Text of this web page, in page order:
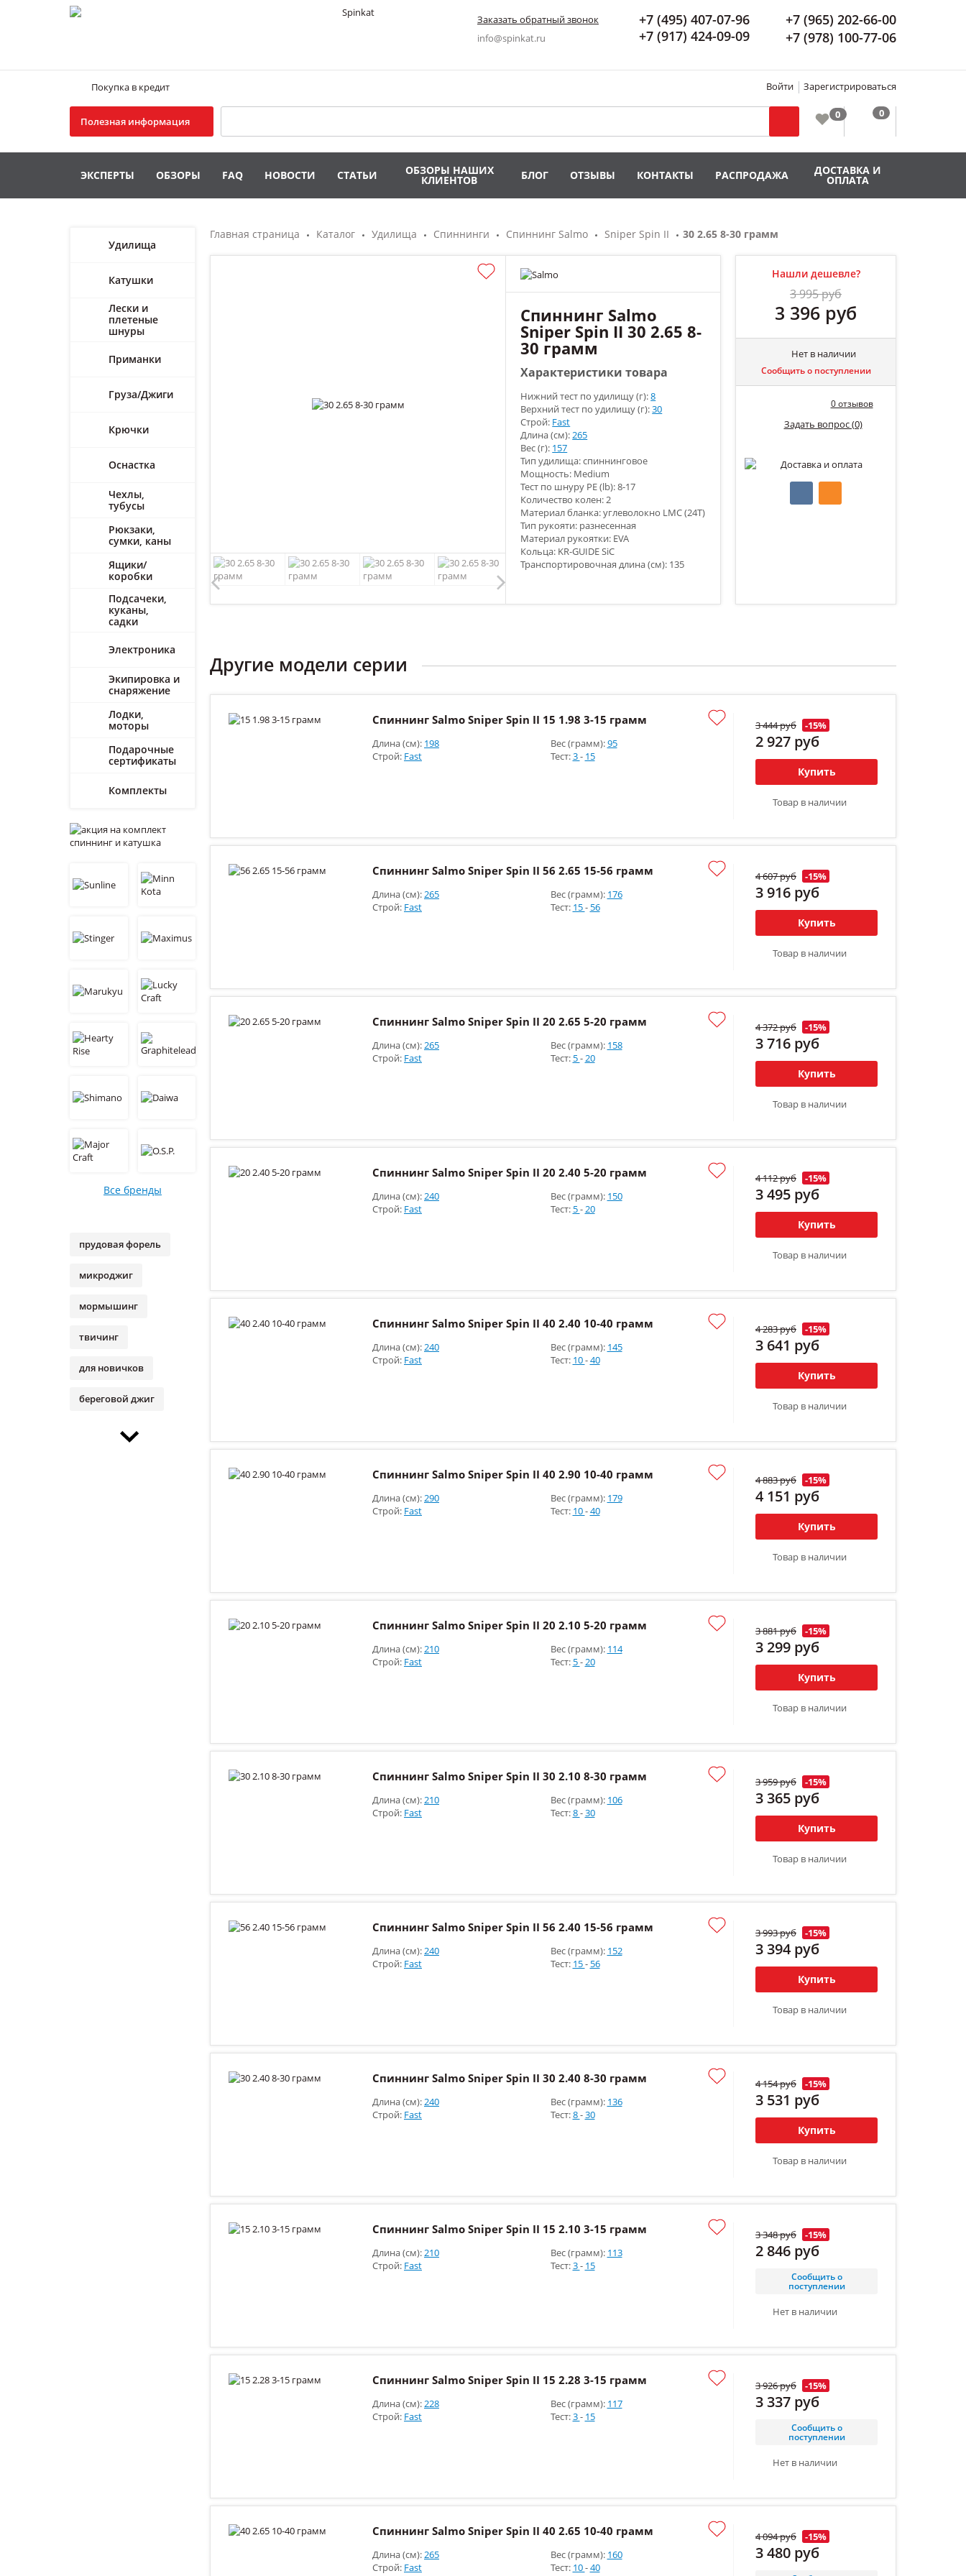
+7 (495) 407-07-96
+7 (917) 424-09-09
+7 (965) 202-66-00
+7 (978) 100-77-06
Заказать обратный звонок
info@spinkat.ru
Покупка в кредит Войти Зарегистрироваться
Полезная информация
ЭКСПЕРТЫ ОБЗОРЫ FAQ НОВОСТИ СТАТЬИ ОБЗОРЫ НАШИХ
КЛИЕНТОВ БЛОГ ОТЗЫВЫ КОНТАКТЫ РАСПРОДАЖА ДОСТАВКА И
ОПЛАТА
Главная страница Каталог Удилища Спиннинги Спиннинг Salmo Sniper Spin II 30 2.65 8-30 грамм
Спиннинг Salmo
Sniper Spin II 30 2.65 8-
30 грамм
Характеристики товара
Нижний тест по удилищу (г):8
Верхний тест по удилищу (г):30
Строй: Fast
Длина (см):265
Вес (г): 157
Тип удилища: спиннинговое
Мощность: Medium
Тест по шнуру PE (lb): 8-17
Количество колен: 2
Материал бланка: углеволокно LMC (24T)
Тип рукояти: разнесенная
Материал рукоятки: EVA
Кольца: KR-GUIDE SiC
Транспортировочная длина (см): 135
Нашли дешевле?
3 995 руб
3 396 руб
Нет в наличии
Сообщить о поступлении
0 отзывов
Задать вопрос (0)
Другие модели серии
Спиннинг Salmo Sniper Spin II 15 1.98 3-15 грамм
Длина (см): 198
Строй: Fast
Вес (грамм):95
Тест:3- 15
3 444 руб -15%
2 927 руб
Купить
Товар в наличии
Спиннинг Salmo Sniper Spin II 56 2.65 15-56 грамм
Длина (см):265
Строй: Fast
Вес (грамм): 176
Тест: 15- 56
4 607 руб -15%
3 916 руб
Купить
Товар в наличии
Спиннинг Salmo Sniper Spin II 20 2.65 5-20 грамм
Длина (см):265
Строй: Fast
Вес (грамм): 158
Тест: 5-20
4 372 руб -15%
3 716 руб
Купить
Товар в наличии
Спиннинг Salmo Sniper Spin II 20 2.40 5-20 грамм
Длина (см):240
Строй: Fast
Вес (грамм): 150
Тест: 5-20
4 112 руб -15%
3 495 руб
Купить
Товар в наличии
Спиннинг Salmo Sniper Spin II 40 2.40 10-40 грамм
Длина (см):240
Строй: Fast
Вес (грамм): 145
Тест: 10-40
4 283 руб -15%
3 641 руб
Купить
Товар в наличии
Спиннинг Salmo Sniper Spin II 40 2.90 10-40 грамм
Длина (см):290
Строй: Fast
Вес (грамм): 179
Тест: 10-40
4 883 руб -15%
4 151 руб
Купить
Товар в наличии
Спиннинг Salmo Sniper Spin II 20 2.10 5-20 грамм
Длина (см):210
Строй: Fast
Вес (грамм): 114
Тест: 5-20
3 881 руб -15%
3 299 руб
Купить
Товар в наличии
Спиннинг Salmo Sniper Spin II 30 2.10 8-30 грамм
Длина (см):210
Строй: Fast
Вес (грамм): 106
Тест:8-30
3 959 руб -15%
3 365 руб
Купить
Товар в наличии
Спиннинг Salmo Sniper Spin II 56 2.40 15-56 грамм
Длина (см):240
Строй: Fast
Вес (грамм): 152
Тест: 15- 56
3 993 руб -15%
3 394 руб
Купить
Товар в наличии
Спиннинг Salmo Sniper Spin II 30 2.40 8-30 грамм
Длина (см):240
Строй: Fast
Вес (грамм): 136
Тест:8-30
4 154 руб -15%
3 531 руб
Купить
Товар в наличии
Спиннинг Salmo Sniper Spin II 15 2.10 3-15 грамм
Длина (см):210
Строй: Fast
Вес (грамм): 113
Тест:3- 15
3 348 руб -15%
2 846 руб
Сообщить о
поступлении
Нет в наличии
Спиннинг Salmo Sniper Spin II 15 2.28 3-15 грамм
Длина (см):228
Строй: Fast
Вес (грамм): 117
Тест:3- 15
3 926 руб -15%
3 337 руб
Сообщить о
поступлении
Нет в наличии
Спиннинг Salmo Sniper Spin II 40 2.65 10-40 грамм
Длина (см):265
Строй: Fast
Вес (грамм): 160
Тест: 10-40
4 094 руб -15%
3 480 руб
Удилища
Катушки
Лески и
плетеные
шнуры
Приманки
Груза/Джиги
Крючки
Оснастка
Чехлы,
тубусы
Рюкзаки,
сумки, каны
Ящики/
коробки
Подсачеки,
куканы,
садки
Электроника
Экипировка и
снаряжение
Лодки,
моторы
Подарочные
сертификаты
Комплекты
Все бренды
прудовая форель
микроджиг
мормышинг
твичинг
для новичков
береговой джиг